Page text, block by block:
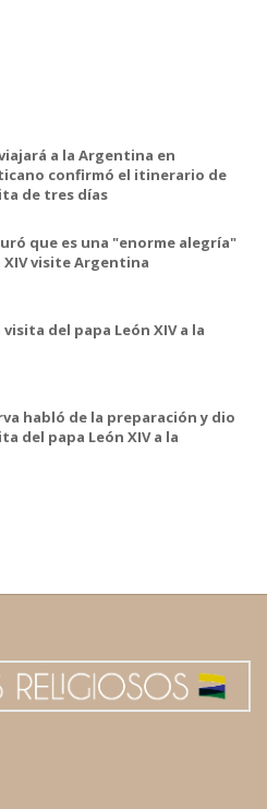
a la Argentina en
confirmó el itinerario de
de tres días
que es una "enorme alegría"
XIV visite Argentina
del papa León XIV a la
habló de la preparación y dio
del papa León XIV a la